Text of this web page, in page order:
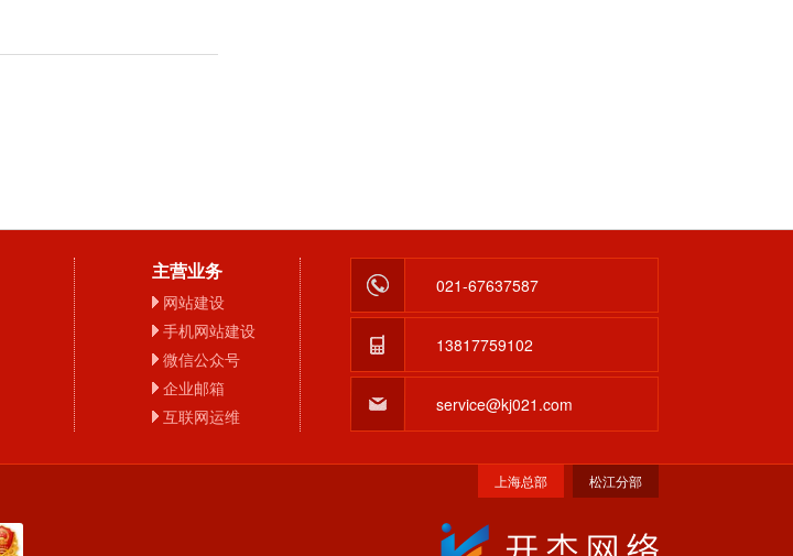
主营业务
网站建设
手机网站建设
微信公众号
企业邮箱
互联网运维
021-67637587
13817759102
service@kj021.com
上海总部
松江分部